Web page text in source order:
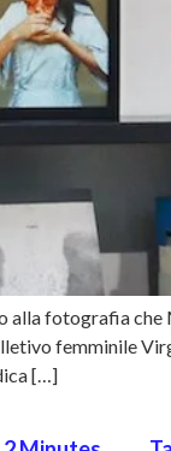
fotografia che
femminile
[…]